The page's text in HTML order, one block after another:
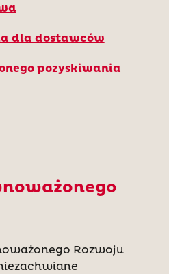
dla dostawców
pozyskiwania
Rozwoju